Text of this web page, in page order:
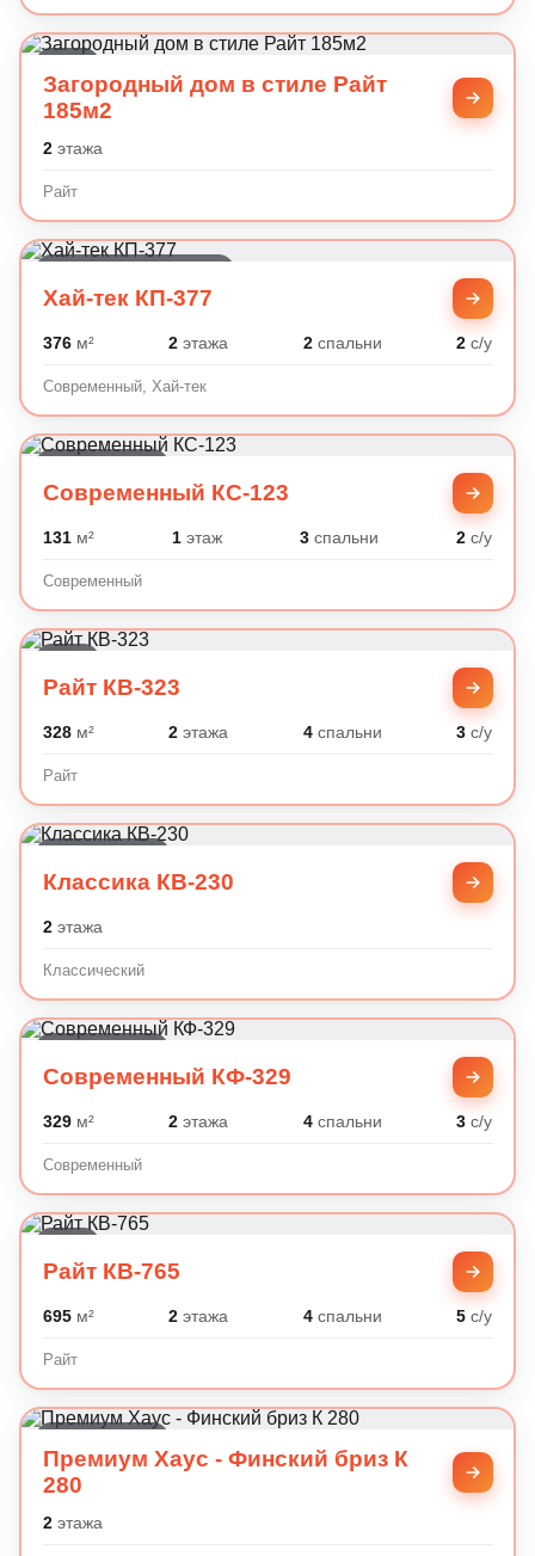
Загородный дом в стиле Райт
185м2
2этажа
Райт
Хай-тек КП-377
376м² 2 этажа 2спальни 2 с/у
Современный, Хай-тек
Современный КС-123
131м² 1этаж 3 спальни 2 с/у
Современный
Райт КВ-323
328м² 2 этажа 4спальни 3 с/у
Райт
Классика КВ-230
2этажа
Классический
Современный КФ-329
329м² 2 этажа 4спальни 3 с/у
Современный
Райт КВ-765
695м² 2 этажа 4спальни 5 с/у
Райт
Премиум Хаус - Финский бриз К
280
2этажа